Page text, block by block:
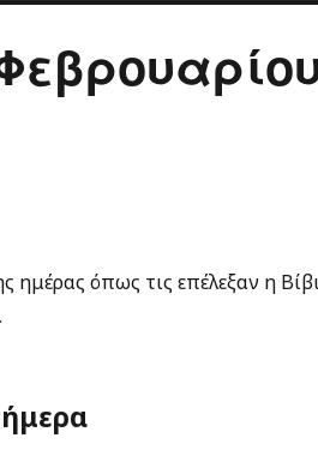
ημέρας όπως τις επέλεξαν η